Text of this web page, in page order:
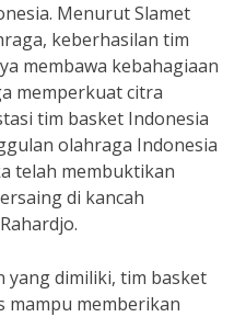
Menurut Slamet
keberhasilan tim
membawa kebahagiaan
memperkuat citra
tim basket Indonesia
olahraga Indonesia
telah membuktikan
di kancah
yang dimiliki, tim basket
mampu memberikan